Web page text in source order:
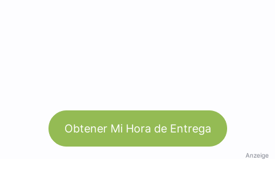
Obtener Mi Hora de Entrega
Anzeige